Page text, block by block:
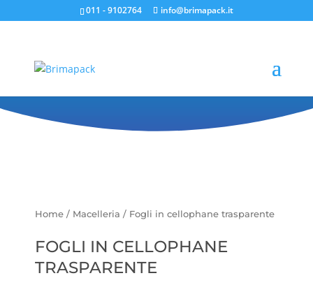
011 - 9102764 info@brimapack.it
Fogli in cellophane
trasparente
Home / Macelleria / Fogli in cellophane trasparente
FOGLI IN CELLOPHANE
TRASPARENTE